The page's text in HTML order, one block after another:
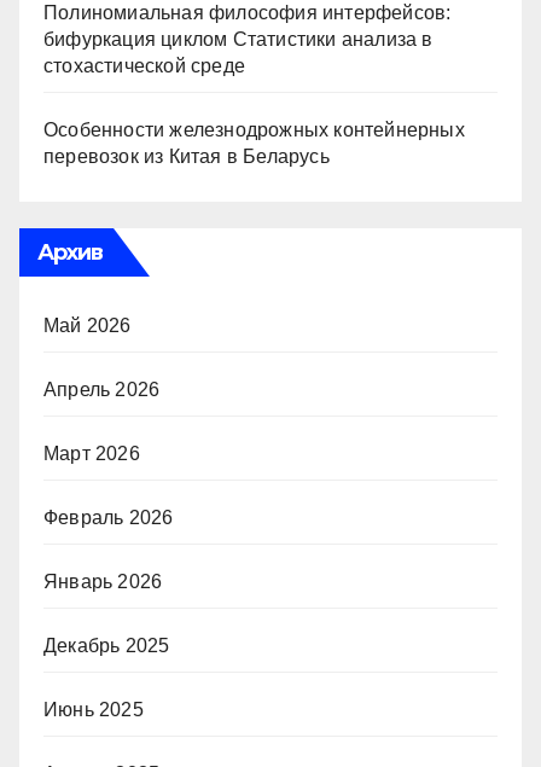
Полиномиальная философия интерфейсов:
бифуркация циклом Статистики анализа в
стохастической среде
Особенности железнодрожных контейнерных
перевозок из Китая в Беларусь
Архив
Май 2026
Апрель 2026
Март 2026
Февраль 2026
Январь 2026
Декабрь 2025
Июнь 2025